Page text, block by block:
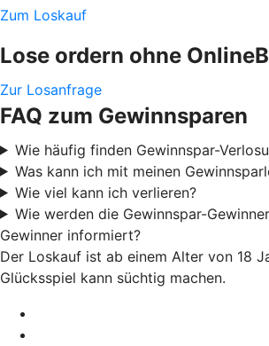
Zum Loskauf
Lose ordern ohne
Zur Losanfrage
FAQ zum Gewinnsparen
Wie häufig finden Gewinnspar-
Was kann ich mit meinen
Wie viel kann ich verlieren?
Wie werden die Gewinnspar-
Gewinner informiert?
Der Loskauf ist ab einem Alter von 18
Glücksspiel kann süchtig machen.